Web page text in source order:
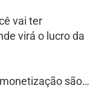
vai ter
virá o lucro da
são…